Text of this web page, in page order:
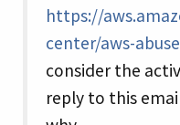
https://
center/aws-
consider the
reply to this